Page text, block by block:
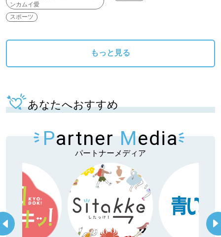
ンカムイ愛
スポーツ
もっと見る
あなたへおすすめ
Partner Media
パートナーメディア